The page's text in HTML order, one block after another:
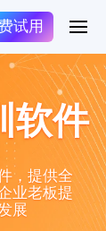
试用
软件
，提供全
业老板提
展